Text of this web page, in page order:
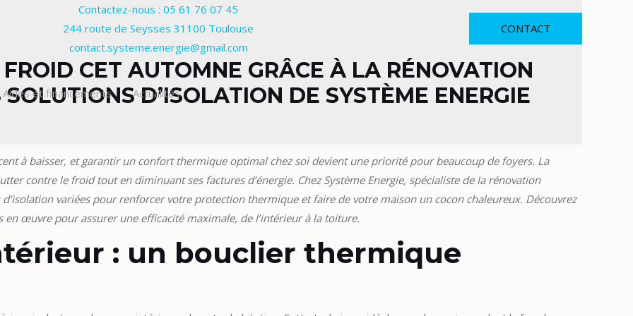
Contactez-nous : 05 61 76 07 45
244 route de Seysses 31100 Toulouse
contact.systeme.energie@gmail.com
CONTACT
Aides et financements Actualités
CET AUTOMNE GRÂCE À LA RÉNOVATION
D’ISOLATION DE SYSTÈME ENERGIE
à baisser, et garantir un confort thermique optimal chez soi devient une priorité pour beaucoup de foyers. La
contre le froid tout en diminuant ses factures d’énergie. Chez Système Energie, spécialiste de la rénovation
variées pour renforcer votre protection thermique et faire de votre maison un cocon chaleureux. Découvrez
œuvre pour assurer une efficacité maximale, de l’intérieur à la toiture.
: un bouclier thermique